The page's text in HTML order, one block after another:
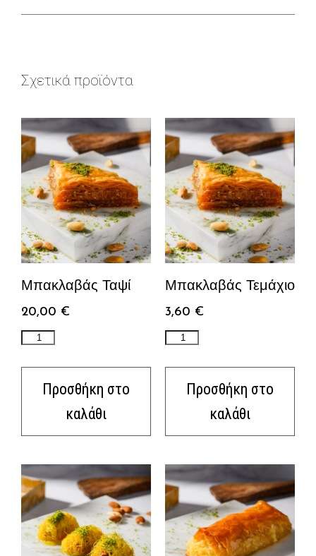
Σχετικά προϊόντα
Μπακλαβάς Ταψί
20,00 €
Προσθήκη στο
καλάθι
Μπακλαβάς Τεμάχιο
3,60 €
Προσθήκη στο
καλάθι